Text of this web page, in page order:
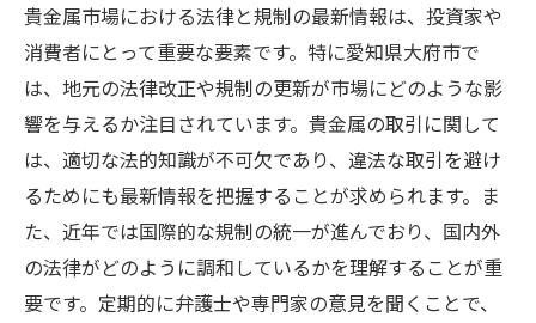
貴金属市場における法律と規制の最新情報は、投資家や
消費者にとって重要な要素です。特に愛知県大府市で
は、地元の法律改正や規制の更新が市場にどのような影
響を与えるか注目されています。貴金属の取引に関して
は、適切な法的知識が不可欠であり、違法な取引を避け
るためにも最新情報を把握することが求められます。ま
た、近年では国際的な規制の統一が進んでおり、国内外
の法律がどのように調和しているかを理解することが重
要です。定期的に弁護士や専門家の意見を聞くことで、